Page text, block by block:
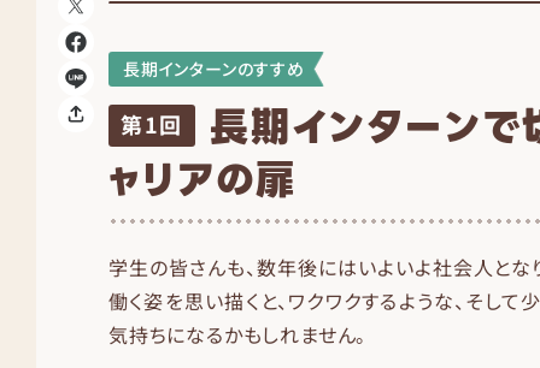
長期インターンのすすめ
第1回 長期インターンで
ャリアの扉
学生の皆さんも、数年後にはいよいよ社会人とな
働く姿を思い描くと、ワクワクするような、そし
気持ちになるかもしれません。